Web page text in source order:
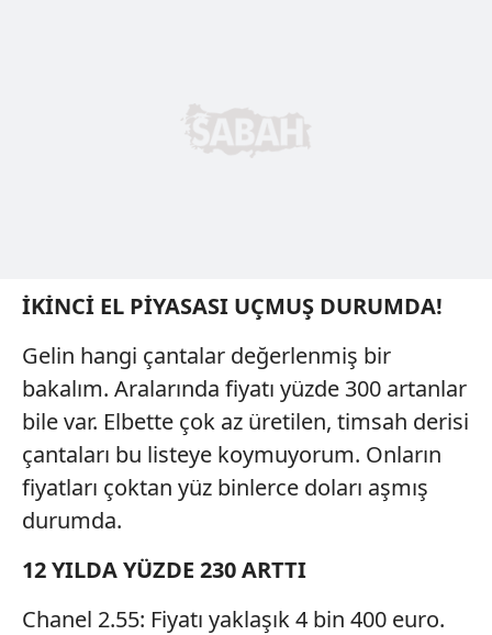
İKİNCİ EL PİYASASI UÇMUŞ DURUMDA!
Gelin hangi çantalar değerlenmiş bir
bakalım. Aralarında fiyatı yüzde 300 artanlar
bile var. Elbette çok az üretilen, timsah derisi
çantaları bu listeye koymuyorum. Onların
fiyatları çoktan yüz binlerce doları aşmış
durumda.
12 YILDA YÜZDE 230 ARTTI
Chanel 2.55: Fiyatı yaklaşık 4 bin 400 euro.